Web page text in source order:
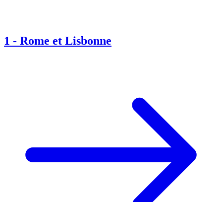
1 - Rome et Lisbonne